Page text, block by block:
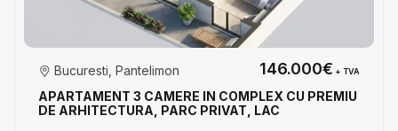
APARTAMENT 3 CAMERE IN COMPLEX CU PREMIU
DE ARHITECTURA, PARC PRIVAT, LAC
Bucuresti, Pantelimon 146.000€ + TVA